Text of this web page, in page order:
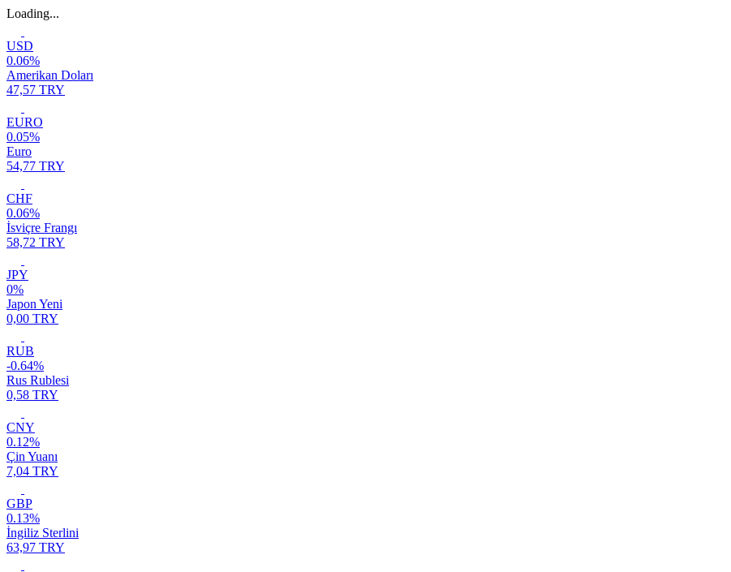
Loading...
USD
0.06%
Amerikan Doları
47,57 TRY
EURO
0.05%
Euro
54,77 TRY
CHF
0.06%
İsviçre Frangı
58,72 TRY
JPY
0%
Japon Yeni
0,00 TRY
RUB
-0.64%
Rus Rublesi
0,58 TRY
CNY
0.12%
Çin Yuanı
7,04 TRY
GBP
0.13%
İngiliz Sterlini
63,97 TRY